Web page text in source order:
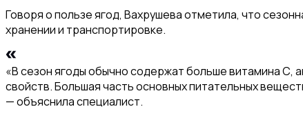
Говоря о пользе ягод, Вахрушева отметила, что
хранении и транспортировке.
«В сезон ягоды обычно содержат больше витамина С,
свойств. Большая часть основных питательных
— объяснила специалист.